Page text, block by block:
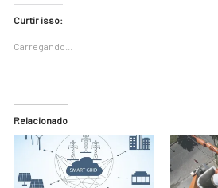
Curtir isso:
Carregando...
Relacionado